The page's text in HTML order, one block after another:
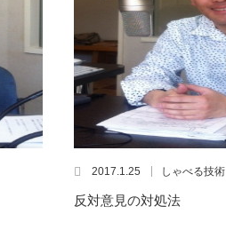
2017.1.25 しゃべる技術
反対意見の対処法